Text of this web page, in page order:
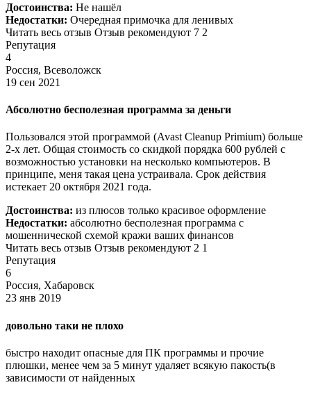
Достоинства: Не нашёл
Недостатки: Очередная примочка для ленивых
Читать весь отзыв Отзыв рекомендуют 7 2
Репутация
4
Россия, Всеволожск
19 сен 2021
Абсолютно бесполезная программа за деньги
Пользовался этой программой (Avast Cleanup Primium) больше
2-х лет. Общая стоимость со скидкой порядка 600 рублей с
возможностью установки на несколько компьютеров. В
принципе, меня такая цена устраивала. Срок действия
истекает 20 октября 2021 года.
Достоинства: из плюсов только красивое оформление
Недостатки: абсолютно бесполезная программа с
мошеннической схемой кражи ваших финансов
Читать весь отзыв Отзыв рекомендуют 2 1
Репутация
6
Россия, Хабаровск
23 янв 2019
довольно таки не плохо
быстро находит опасные для ПК программы и прочие
плюшки, менее чем за 5 минут удаляет всякую пакость(в
зависимости от найденных